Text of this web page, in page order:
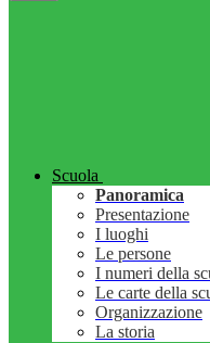
Scuola
Panoramica
Presentazione
I luoghi
Le persone
I numeri della
Le carte della
Organizzazione
La storia